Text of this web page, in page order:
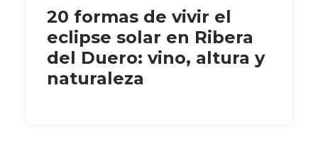
20 formas de vivir el
eclipse solar en Ribera
del Duero: vino, altura y
naturaleza